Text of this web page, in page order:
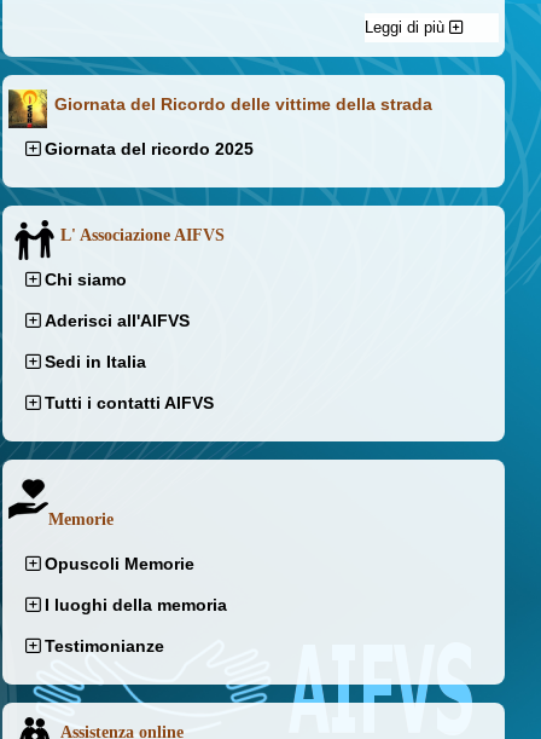
Leggi di più
Giornata del Ricordo delle vittime della strada
Giornata del ricordo 2025
L' Associazione AIFVS
Chi siamo
Aderisci all'AIFVS
Sedi in Italia
Tutti i contatti AIFVS
Memorie
Opuscoli Memorie
I luoghi della memoria
Testimonianze
Assistenza online